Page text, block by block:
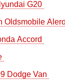
G20
Oldsmobile
Accord
Dodge Van